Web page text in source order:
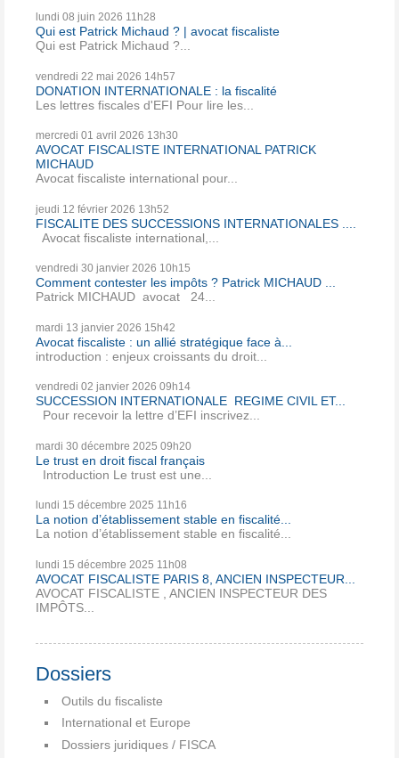
lundi 08 juin 2026 11h28
Qui est Patrick Michaud ? | avocat fiscaliste
Qui est Patrick Michaud ?...
vendredi 22 mai 2026 14h57
DONATION INTERNATIONALE : la fiscalité
Les lettres fiscales d'EFI Pour lire les...
mercredi 01 avril 2026 13h30
AVOCAT FISCALISTE INTERNATIONAL PATRICK
MICHAUD
Avocat fiscaliste international pour...
jeudi 12 février 2026 13h52
FISCALITE DES SUCCESSIONS INTERNATIONALES ....
Avocat fiscaliste international,...
vendredi 30 janvier 2026 10h15
Comment contester les impôts ? Patrick MICHAUD ...
Patrick MICHAUD avocat 24...
mardi 13 janvier 2026 15h42
Avocat fiscaliste : un allié stratégique face à...
introduction : enjeux croissants du droit...
vendredi 02 janvier 2026 09h14
SUCCESSION INTERNATIONALE REGIME CIVIL ET...
Pour recevoir la lettre d’EFI inscrivez...
mardi 30 décembre 2025 09h20
Le trust en droit fiscal français
Introduction Le trust est une...
lundi 15 décembre 2025 11h16
La notion d’établissement stable en fiscalité...
La notion d’établissement stable en fiscalité...
lundi 15 décembre 2025 11h08
AVOCAT FISCALISTE PARIS 8, ANCIEN INSPECTEUR...
AVOCAT FISCALISTE , ANCIEN INSPECTEUR DES
IMPÔTS...
Dossiers
Outils du fiscaliste
International et Europe
Dossiers juridiques / FISCA